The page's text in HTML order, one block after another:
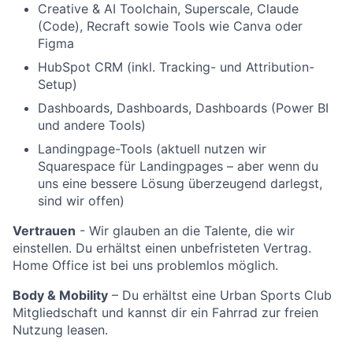
Creative & AI Toolchain, Superscale, Claude
(Code), Recraft sowie Tools wie Canva oder
Figma
HubSpot CRM (inkl. Tracking- und Attribution-
Setup)
Dashboards, Dashboards, Dashboards (Power BI
und andere Tools)
Landingpage-Tools (aktuell nutzen wir
Squarespace für Landingpages – aber wenn du
uns eine bessere Lösung überzeugend darlegst,
sind wir offen)
Vertrauen - Wir glauben an die Talente, die wir
einstellen. Du erhältst einen unbefristeten Vertrag.
Home Office ist bei uns problemlos möglich.
Body & Mobility – Du erhältst eine Urban Sports Club
Mitgliedschaft und kannst dir ein Fahrrad zur freien
Nutzung leasen.